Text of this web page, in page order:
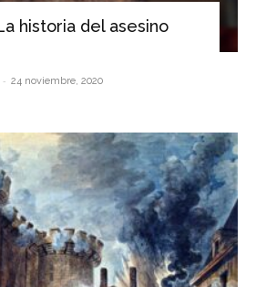
historia del asesino
- 24 noviembre, 2020